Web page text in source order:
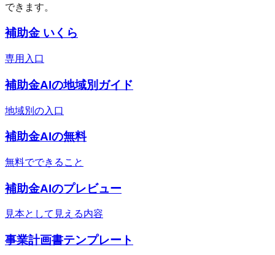
できます。
補助金 いくら
専用入口
補助金AIの地域別ガイド
地域別の入口
補助金AIの無料
無料でできること
補助金AIのプレビュー
見本として見える内容
事業計画書テンプレート